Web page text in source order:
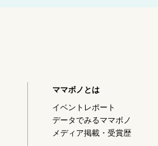
ママボノとは
イベントレポート
データでみるママボノ
メディア掲載・受賞歴